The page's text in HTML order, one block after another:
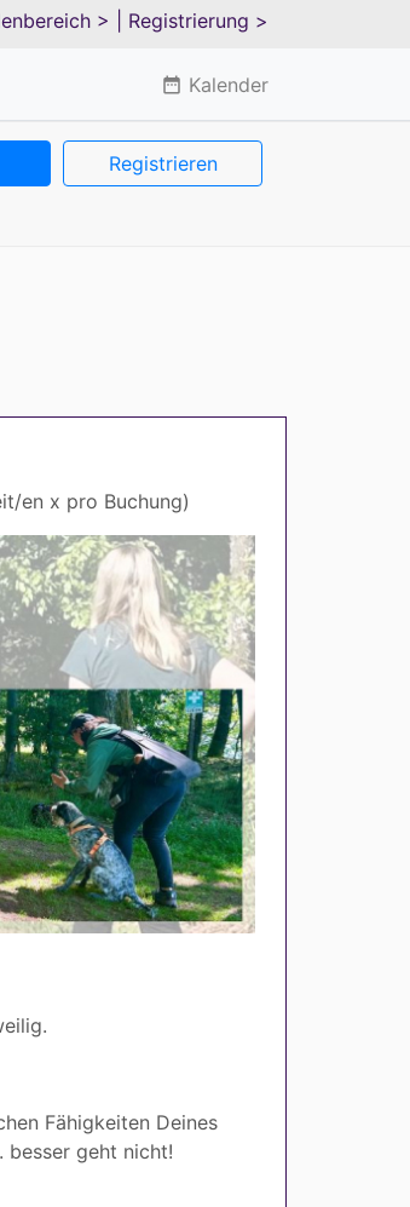
> | Registrierung >
date_range Kalender
Registrieren
en x pro Buchung)
Fähigkeiten Deines
besser geht nicht!